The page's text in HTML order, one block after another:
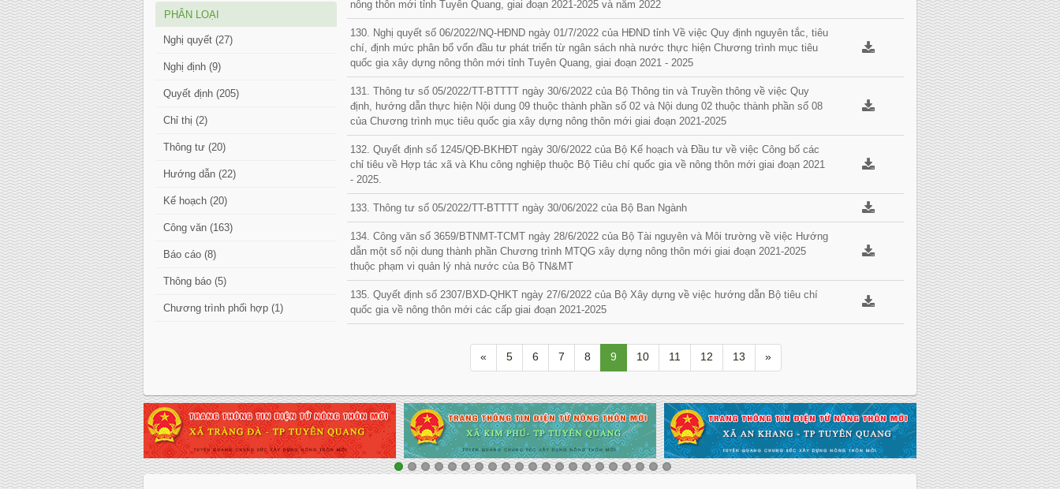
PHÂN LOẠI
Nghị quyết (27)
Nghị định (9)
Quyết định (205)
Chỉ thị (2)
Thông tư (20)
Hướng dẫn (22)
Kế hoạch (20)
Công văn (163)
Báo cáo (8)
Thông báo (5)
Chương trình phối hợp (1)
nông thôn mới tỉnh Tuyên Quang, giai đoạn 2021-2025 và năm 2022
130. Nghị quyết số 06/2022/NQ-HĐND ngày 01/7/2022 của HĐND tỉnh Về việc Quy định nguyên tắc, tiêu
chí, định mức phân bổ vốn đầu tư phát triển từ ngân sách nhà nước thực hiện Chương trình mục tiêu
quốc gia xây dựng nông thôn mới tỉnh Tuyên Quang, giai đoạn 2021 - 2025
131. Thông tư số 05/2022/TT-BTTTT ngày 30/6/2022 của Bộ Thông tin và Truyền thông về việc Quy
định, hướng dẫn thực hiện Nội dung 09 thuộc thành phần số 02 và Nội dung 02 thuộc thành phần số 08
của Chương trình mục tiêu quốc gia xây dựng nông thôn mới giai đoạn 2021-2025
132. Quyết định số 1245/QĐ-BKHĐT ngày 30/6/2022 của Bộ Kế hoạch và Đầu tư về việc Công bố các
chỉ tiêu về Hợp tác xã và Khu công nghiệp thuộc Bộ Tiêu chí quốc gia về nông thôn mới giai đoạn 2021
- 2025.
133. Thông tư số 05/2022/TT-BTTTT ngày 30/06/2022 của Bộ Ban Ngành
134. Công văn số 3659/BTNMT-TCMT ngày 28/6/2022 của Bộ Tài nguyên và Môi trường về việc Hướng
dẫn một số nội dung thành phần Chương trình MTQG xây dựng nông thôn mới giai đoạn 2021-2025
thuộc phạm vi quản lý nhà nước của Bộ TN&MT
135. Quyết định số 2307/BXD-QHKT ngày 27/6/2022 của Bộ Xây dựng về việc hướng dẫn Bộ tiêu chí
quốc gia về nông thôn mới các cấp giai đoạn 2021-2025
« 5 6 7 8 9 10 11 12 13 »